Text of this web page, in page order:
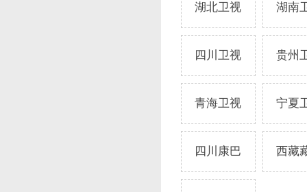
湖北卫视 湖南
四川卫视 贵州
青海卫视 宁夏
四川康巴 西藏